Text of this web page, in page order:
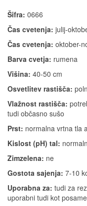
Šifra: 0666
Čas cvetenja: julij-
Čas cvetenja: oktober-
Barva cvetja: rumena
Višina: 40-50 cm
Osvetlitev rastišča:
Vlažnost rastišča:
tudi občasno sušo
Prst: normalna vrtna tla
Kislost (pH) tal:
Zimzelena: ne
Gostota sajenja: 7-10
Uporabna za: tudi za
uporabni tudi kot